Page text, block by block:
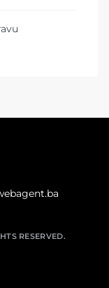
RESERVED.